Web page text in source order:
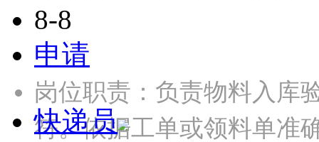
8-8
申请
岗位职责：负责物料入库
符。依据工单或领料单
快递员